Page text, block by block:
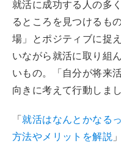
就活に成功する人の多
るところを見つけるも
場」とポジティブに捉
いながら就活に取り組
いもの。「自分が将来
向きに考えて行動しまし
「就活はなんとかなる
方法やメリットを解説